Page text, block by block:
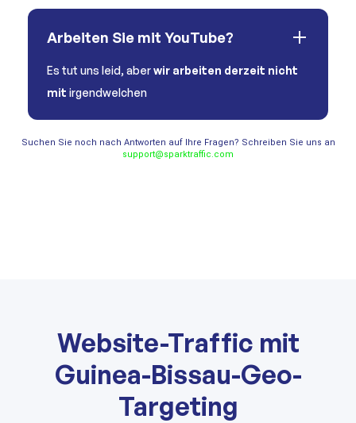
Arbeiten Sie mit YouTube?
Es tut uns leid, aberwir arbeiten derzeit nicht
mit irgendwelchen
Suchen Sie noch nach Antworten auf Ihre Fragen? Schreiben Sie uns an
support@sparktraffic.com
Website-Traffic mit
Guinea-Bissau-Geo-
Targeting